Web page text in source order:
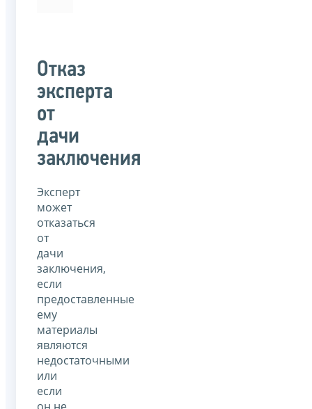
Отказ
эксперта
от
дачи
заключения
Эксперт
может
отказаться
от
дачи
заключения,
если
предоставленные
ему
материалы
являются
недостаточными
или
если